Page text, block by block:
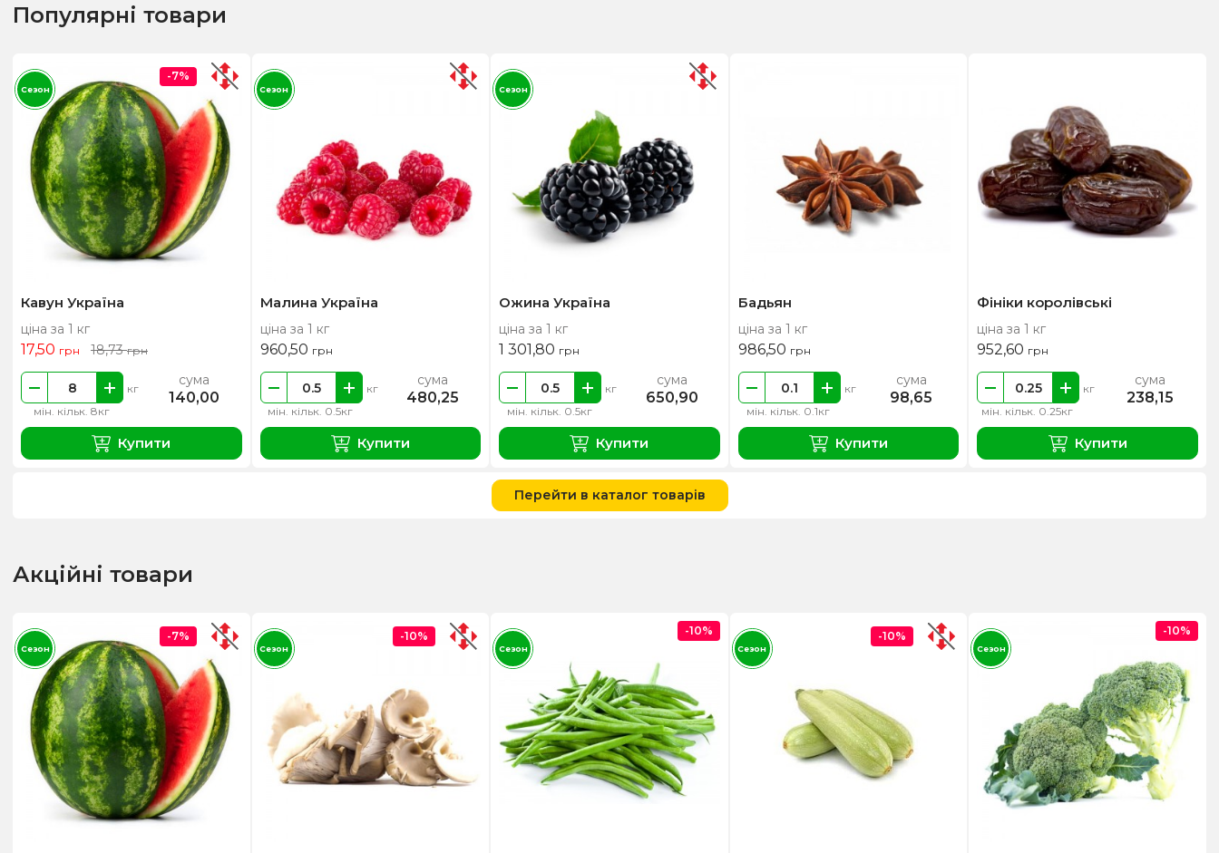
Популярні товари
Кавун Україна
ціна за 1 кг
17,50 грн 18,73грн
мін. кільк. 8кг
кг сума
140,00
Купити
-7%
Сезон
Малина Україна
ціна за 1 кг
960,50 грн
мін. кільк. 0.5кг
кг сума
480,25
Купити
Сезон
Ожина Україна
ціна за 1 кг
1 301,80 грн
мін. кільк. 0.5кг
кг сума
650,90
Купити
Сезон
Бадьян
ціна за 1 кг
986,50 грн
мін. кільк. 0.1кг
кг сума
98,65
Купити
Фініки королівські
ціна за 1 кг
952,60 грн
мін. кільк. 0.25кг
кг сума
238,15
Купити
Перейти в каталог товарів
Акційні товари
-7%
Сезон
-10%
Сезон
-10%
Сезон
-10%
Сезон
-10%
Сезон